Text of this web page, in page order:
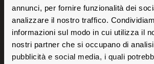
annunci, per fornire funzionalità dei
analizzare il nostro traffico.
informazioni sul modo in cui utilizza il
nostri partner che si occupano di
pubblicità e social media, i quali